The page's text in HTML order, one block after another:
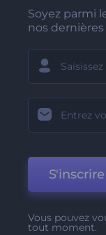
Soyez parmi
nos
S'inscrire
Vous pouvez
tout moment.